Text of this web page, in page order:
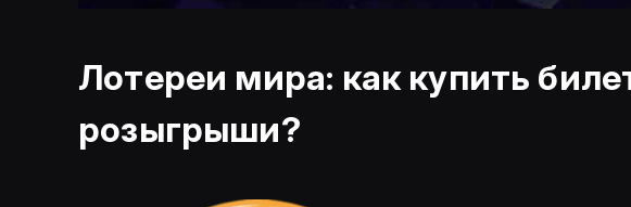
Лотереи мира: как купить
розыгрыши?